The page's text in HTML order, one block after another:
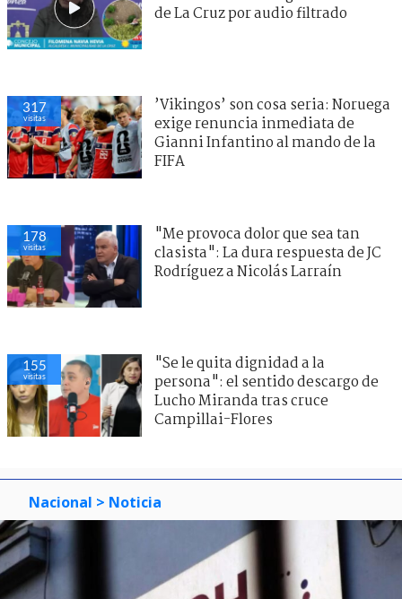
de La Cruz por audio filtrado
317
visitas
’Vikingos’ son cosa seria: Noruega
exige renuncia inmediata de
Gianni Infantino al mando de la
FIFA
178
visitas
"Me provoca dolor que sea tan
clasista": La dura respuesta de JC
Rodríguez a Nicolás Larraín
155
visitas
"Se le quita dignidad a la
persona": el sentido descargo de
Lucho Miranda tras cruce
Campillai-Flores
Nacional > Noticia